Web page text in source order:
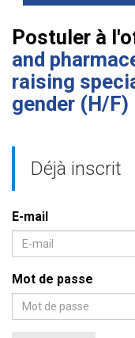
Postuler à
and
raising
gender (H/F)
Déjà inscrit
E-mail
Mot de passe